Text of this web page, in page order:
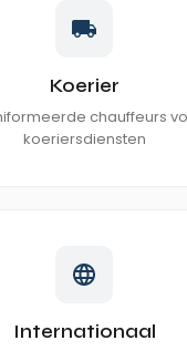
Koerier
chauffeurs
koeriersdiensten
Internationaal